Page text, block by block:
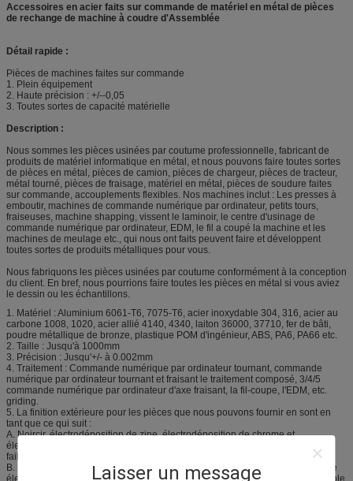
Laisser un message
Accessoires en acier faits sur commande de matériel en métal de pièces
de rechange de machine à coudre d'Assemblée
Détail rapide :
Pièces de machines faites sur commande
1. Plein équipement
2. Haute précision : +/--0,05
3. Toutes sortes de capacité matérielle
Description :
Nous sommes les pièces usinées par coutume professionnelle, fabricant de
produits de matériel informatique en métal, et nous pouvons faire toutes sortes
de pièces en métal, pièces de camion, pièces de chargeur, pièces de tracteur,
métal tourné, pièces de fraisage, matériel en métal, pièces de soudure faites
sur commande, accouplements flexibles. Nos machines inclut : Les presses à
emboutir, machines de commande numérique par ordinateur, petits tours,
fraiseuses, machine shapping, vissent le laminoir, le centre d'usinage de
commande numérique par ordinateur, EDM, le fil a coupé la machine et les
machines de meulage etc., qui nous ont faits peuvent faire et développent
toutes sortes de produits métalliques pour vous.
Nous fabriquons les pièces usinées par coutume conformément à la conception
du client. En bref, nous pourrions faire toutes les pièces en métal si vous aviez
le dessin ou les échantillons.
1. Matériel : Aluminium 6061-T6, 7075-T6, acier inoxydable 304, 316, acier au
carbone 1008, 1020, acier allié 4140, 4340, laiton 36000, 37710, fer de bâti,
poudre métallique de bronze, plastique POM d'ingénieur, ABS, PA6, PA66 etc.
2. Taille : Jusqu'à 1000mm
3. Précision : Jusqu'+/- à 0.002mm
4. Traitement : Commande numérique par ordinateur tournant, commande
numérique par ordinateur tournant et fraisant le traitement composé, 3/4/5
commande numérique par ordinateur d'axe fraisant, la fil-coupe, l'EDM, etc.
griding.
5. La finition extérieure pour les pièces que nous pouvons fournir en sont en
tant que ce qui suit :
A. Noircir, électrodéposition de zine, électrodéposition de chrome et
électrodéposition de nichel pour l'acier au carbone et les pièces en acier
faiblement alliées ;
B. En dégringolant, remettez le polissage mat, le miroir polissant, le polissage
électrolytique et le traitement de passivation pour des pièces d'acier inoxydable